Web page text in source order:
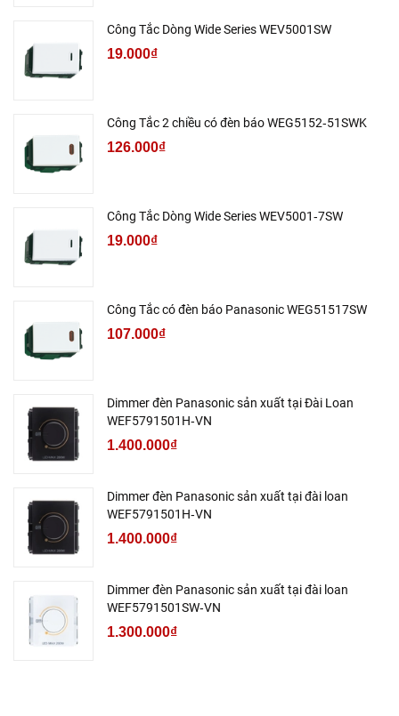
Công Tắc Dòng Wide Series WEV5001SW
19.000₫
Công Tắc 2 chiều có đèn báo WEG5152‑51SWK
126.000₫
Công Tắc Dòng Wide Series WEV5001‑7SW
19.000₫
Công Tắc có đèn báo Panasonic WEG51517SW
107.000₫
Dimmer đèn Panasonic sản xuất tại Đài Loan
WEF5791501H‑VN
1.400.000₫
Dimmer đèn Panasonic sản xuất tại đài loan
WEF5791501H‑VN
1.400.000₫
Dimmer đèn Panasonic sản xuất tại đài loan
WEF5791501SW‑VN
1.300.000₫